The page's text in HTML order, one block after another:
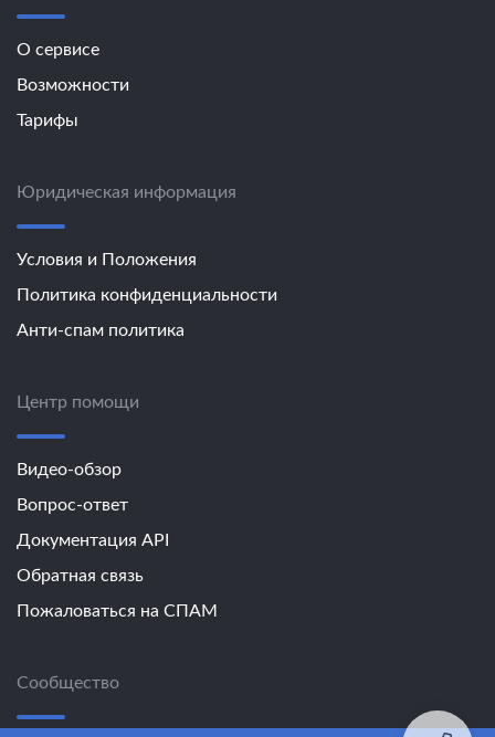
О сервисе
Возможности
Тарифы
Юридическая информация
Условия и Положения
Политика конфиденциальности
Анти-спам политика
Центр помощи
Видео-обзор
Вопрос-ответ
Документация API
Обратная связь
Пожаловаться на СПАМ
Сообщество